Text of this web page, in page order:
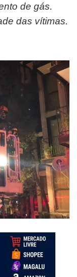
de gás.
das vítimas.